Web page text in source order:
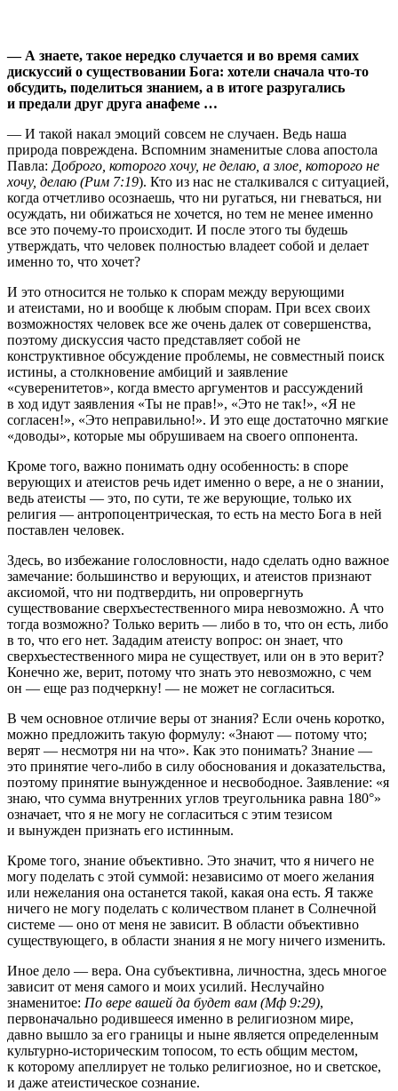
— А знаете, такое нередко случается и во время самих
дискуссий о существовании Бога: хотели сначала что-то
обсудить, поделиться знанием, а в итоге разругались
и предали друг друга анафеме …
— И такой накал эмоций совсем не случаен. Ведь наша
природа повреждена. Вспомним знаменитые слова апостола
Павла: Доброго, которого хочу, не делаю, а злое, которого не
хочу, делаю (Рим 7:19). Кто из нас не сталкивался с ситуацией,
когда отчетливо осознаешь, что ни ругаться, ни гневаться, ни
осуждать, ни обижаться не хочется, но тем не менее именно
все это почему-то происходит. И после этого ты будешь
утверждать, что человек полностью владеет собой и делает
именно то, что хочет?
И это относится не только к спорам между верующими
и атеистами, но и вообще к любым спорам. При всех своих
возможностях человек все же очень далек от совершенства,
поэтому дискуссия часто представляет собой не
конструктивное обсуждение проблемы, не совместный поиск
истины, а столкновение амбиций и заявление
«суверенитетов», когда вместо аргументов и рассуждений
в ход идут заявления «Ты не прав!», «Это не так!», «Я не
согласен!», «Это неправильно!». И это еще достаточно мягкие
«доводы», которые мы обрушиваем на своего оппонента.
Кроме того, важно понимать одну особенность: в споре
верующих и атеистов речь идет именно о вере, а не о знании,
ведь атеисты — это, по сути, те же верующие, только их
религия — антропоцентрическая, то есть на место Бога в ней
поставлен человек.
Здесь, во избежание голословности, надо сделать одно важное
замечание: большинство и верующих, и атеистов признают
аксиомой, что ни подтвердить, ни опровергнуть
существование сверхъестественного мира невозможно. А что
тогда возможно? Только верить — либо в то, что он есть, либо
в то, что его нет. Зададим атеисту вопрос: он знает, что
сверхъестественного мира не существует, или он в это верит?
Конечно же, верит, потому что знать это невозможно, с чем
он — еще раз подчеркну! — не может не согласиться.
В чем основное отличие веры от знания? Если очень коротко,
можно предложить такую формулу: «Знают — потому что;
верят — несмотря ни на что». Как это понимать? Знание —
это принятие чего-либо в силу обоснования и доказательства,
поэтому принятие вынужденное и несвободное. Заявление: «я
знаю, что сумма внутренних углов треугольника равна 180°»
означает, что я не могу не согласиться с этим тезисом
и вынужден признать его истинным.
Кроме того, знание объективно. Это значит, что я ничего не
могу поделать с этой суммой: независимо от моего желания
или нежелания она останется такой, какая она есть. Я также
ничего не могу поделать с количеством планет в Солнечной
системе — оно от меня не зависит. В области объективно
существующего, в области знания я не могу ничего изменить.
Иное дело — вера. Она субъективна, личностна, здесь многое
зависит от меня самого и моих усилий. Неслучайно
знаменитое: По вере вашей да будет вам (Мф 9:29),
первоначально родившееся именно в религиозном мире,
давно вышло за его границы и ныне является определенным
культурно-историческим топосом, то есть общим местом,
к которому апеллирует не только религиозное, но и светское,
и даже атеистическое сознание.